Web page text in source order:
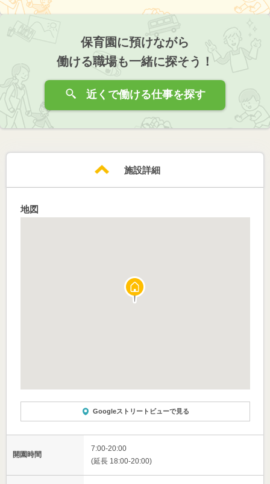
保育園に預けながら
働ける職場も一緒に探そう！
近くで働ける仕事を探す
施設詳細
地図
Googleストリートビューで見る
開園時間
7:00-20:00
(延長 18:00-20:00)